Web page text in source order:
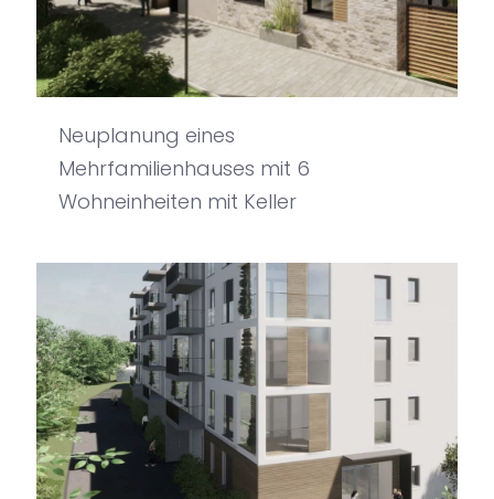
Neuplanung eines
Mehrfamilienhauses mit 6
Wohneinheiten mit Keller